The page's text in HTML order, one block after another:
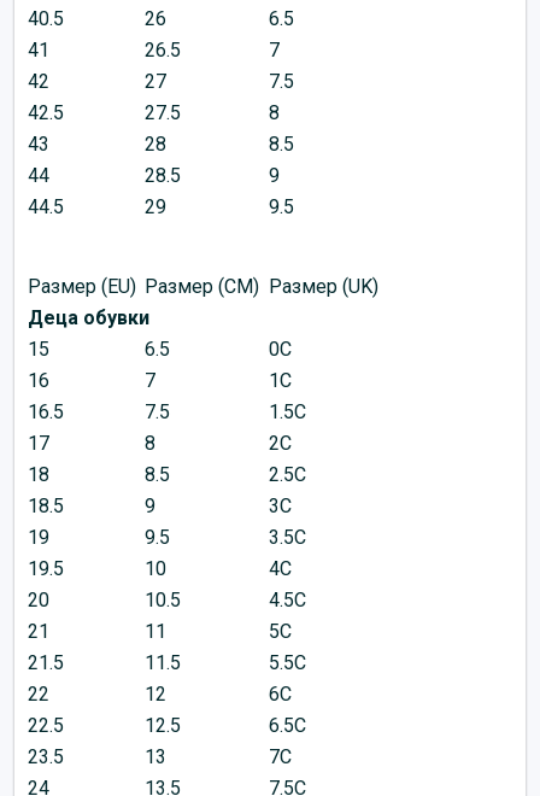
40.5
26
6.5
41
26.5
7
42
27
7.5
42.5
27.5
8
43
28
8.5
44
28.5
9
44.5
29 9.5
Размер (EU) Размер (CM) Размер (UK)
Деца обувки
15
6.5
0C
16
7
1C
16.5
7.5
1.5C
17
8
2C
18
8.5
2.5C
18.5
9
3C
19
9.5
3.5C
19.5
10
4C
20
10.5
4.5C
21
11
5C
21.5
11.5
5.5C
22
12
6C
22.5
12.5
6.5C
23.5
13
7C
24
13.5 7.5C